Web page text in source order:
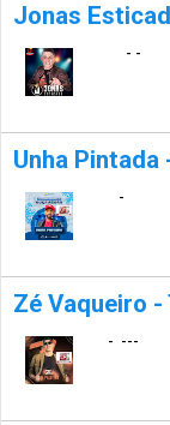
Jonas
- -
Unha
-
Zé Vaqueiro
- ---